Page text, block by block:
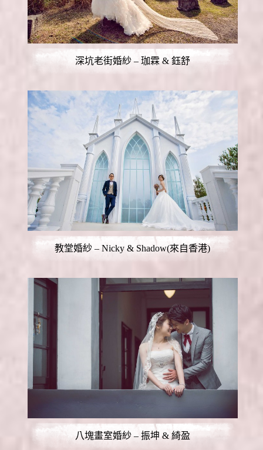
深坑老街婚紗 – 珈霖 & 鈺舒
教堂婚紗 – Nicky & Shadow(來自香港)
八塊畫室婚紗 – 振坤 & 綺盈